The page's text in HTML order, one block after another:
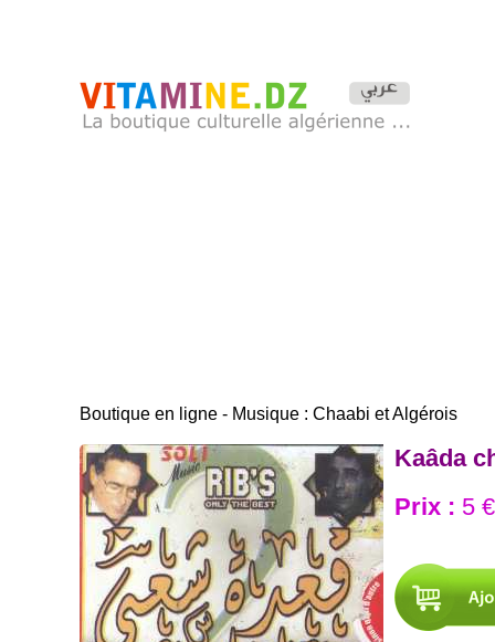
Boutique en ligne - Musique : Chaabi et Algérois
Kaâda
Prix : 5 €